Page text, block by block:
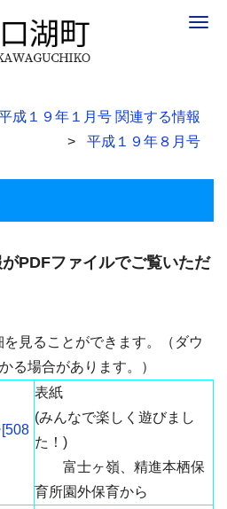
成１９年１月号 関連する情報
平成１９年８月号
PDFファイルでご覧いただ
見ることができます。（ダウ
る場合があります。）
表紙
(みんなで楽しく遊びまし
た！)
富士ヶ嶺、精進本栖保
育所園外保育から